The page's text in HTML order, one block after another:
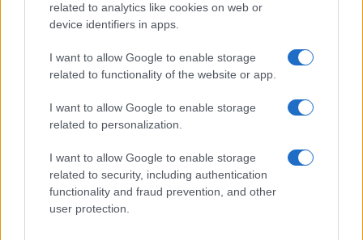
related to analytics like cookies on web or
device identifiers in apps.
I want to allow Google to enable storage
related to functionality of the website or app.
I want to allow Google to enable storage
related to personalization.
I want to allow Google to enable storage
related to security, including authentication
functionality and fraud prevention, and other
user protection.